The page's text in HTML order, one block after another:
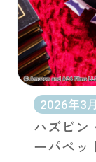
2026年3
ハズビン
ーパペ